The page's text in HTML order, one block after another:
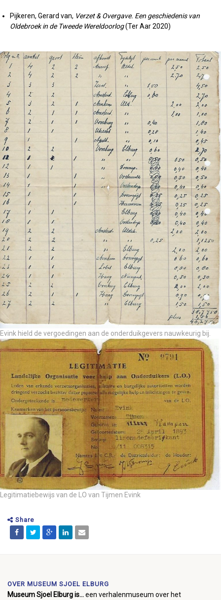
Pijkeren, Gerard van, Verzet & Overgave. Een geschiedenis van
Oldebroek in de Tweede Wereldoorlog(Ter Aar 2020)
Evink hield de vergoedingen aan de onderduikgevers nauwkeurig bij.
Legitimatiebewijs van de LO van Tijmen Evink
Share
OVER MUSEUM SJOEL ELBURG
Museum Sjoel Elburg is...een verhalenmuseum over het